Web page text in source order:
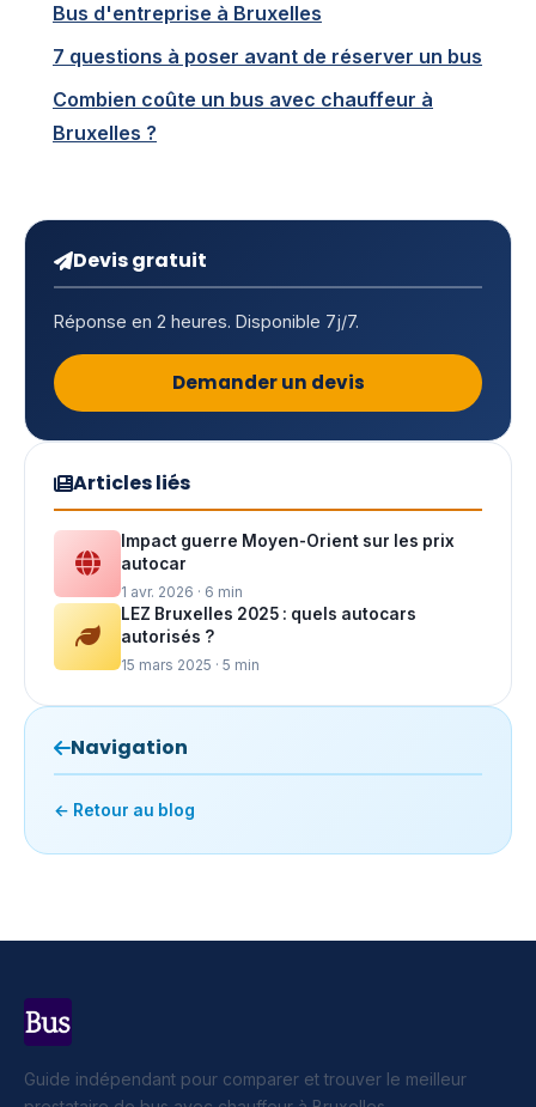
Bus d'entreprise à Bruxelles
7 questions à poser avant de réserver un bus
Combien coûte un bus avec chauffeur à
Bruxelles ?
Devis gratuit
Réponse en 2 heures. Disponible 7j/7.
Demander un devis
Articles liés
Impact guerre Moyen-Orient sur les prix
autocar
1 avr. 2026 · 6 min
LEZ Bruxelles 2025 : quels autocars
autorisés ?
15 mars 2025 · 5 min
Navigation
← Retour au blog
Guide indépendant pour comparer et trouver le meilleur